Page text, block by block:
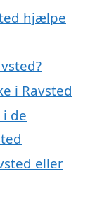
hjælpe
i Ravsted
de
eller